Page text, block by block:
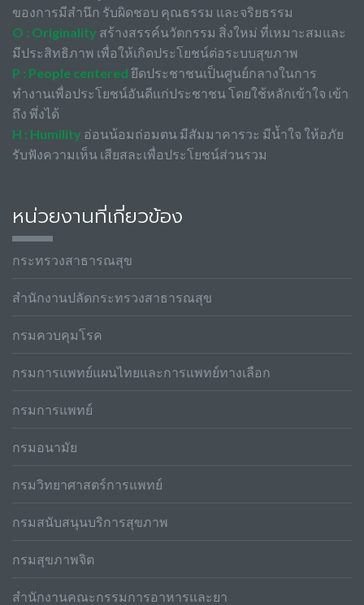
ของการมีสำนึก รับผิดชอบ คุณธรรม และจริยธรรม
O : Originality สร้างสรรค์นวัตกรรม สิ่งใหม่ ที่เหมาะสมและ
มีประสิทธิภาพ เพื่อให้เกิดประโยชน์ต่อระบบสุขภาพ
P : People centered ยึดประชาชนเป็นศูนย์กลางในการ
ทำงานเพื่อประโยชน์อันดีแก่ประชาชน โดยใช้หลักเข้าใจ เข้า
ถึง พึ่งได้
H : Humility อ่อนน้อมถ่อมตน มีสัมมาคารวะ มีน้ำใจ ให้อภัย
รับฟังความเห็น เสียสละเพื่อประโยชน์ส่วนรวม
หน่วยงานที่เกี่ยวข้อง
กระทรวงสาธารณสุข
สำนักงานปลัดกระทรวงสาธารณสุข
กรมควบคุมโรค
กรมการแพทย์แผนไทยและการแพทย์ทางเลือก
กรมการแพทย์
กรมอนามัย
กรมวิทยาศาสตร์การแพทย์
กรมสนับสนุนบริการสุขภาพ
กรมสุขภาพจิต
สำนักงานคณะกรรมการอาหารและยา